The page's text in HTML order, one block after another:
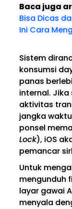
Baca juga
Bisa Dicas
Ini Cara
Sistem
konsumsi
panas
internal.
aktivitas
jangka
ponsel
Lock), iOS
pemancar
Untuk
mengunduh
layar gawai
menyala